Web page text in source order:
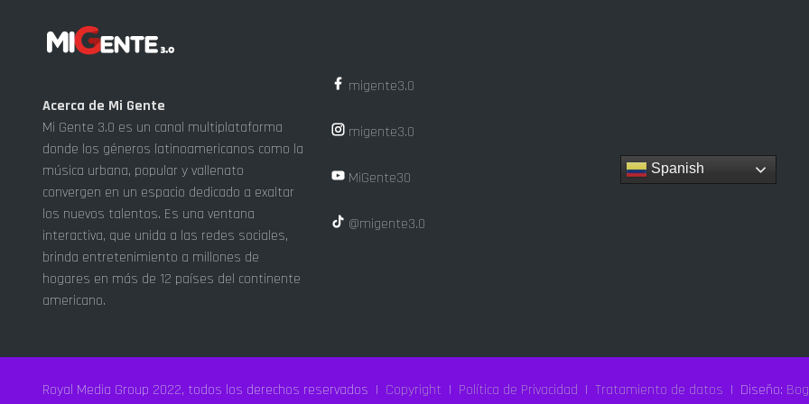
Acerca de Mi Gente
Mi Gente 3.0 es un canal multiplataforma
donde los géneros latinoamericanos como la
música urbana, popular y vallenato
convergen en un espacio dedicado a exaltar
los nuevos talentos. Es una ventana
interactiva, que unida a las redes sociales,
brinda entretenimiento a millones de
hogares en más de 12 países del continente
americano.
migente3.0
migente3.0
MiGente30
@migente3.0
Spanish
Royal Media Group 2022, todos los derechos reservados | Copyright | Política de Privacidad | Tratamiento de datos | Diseño: